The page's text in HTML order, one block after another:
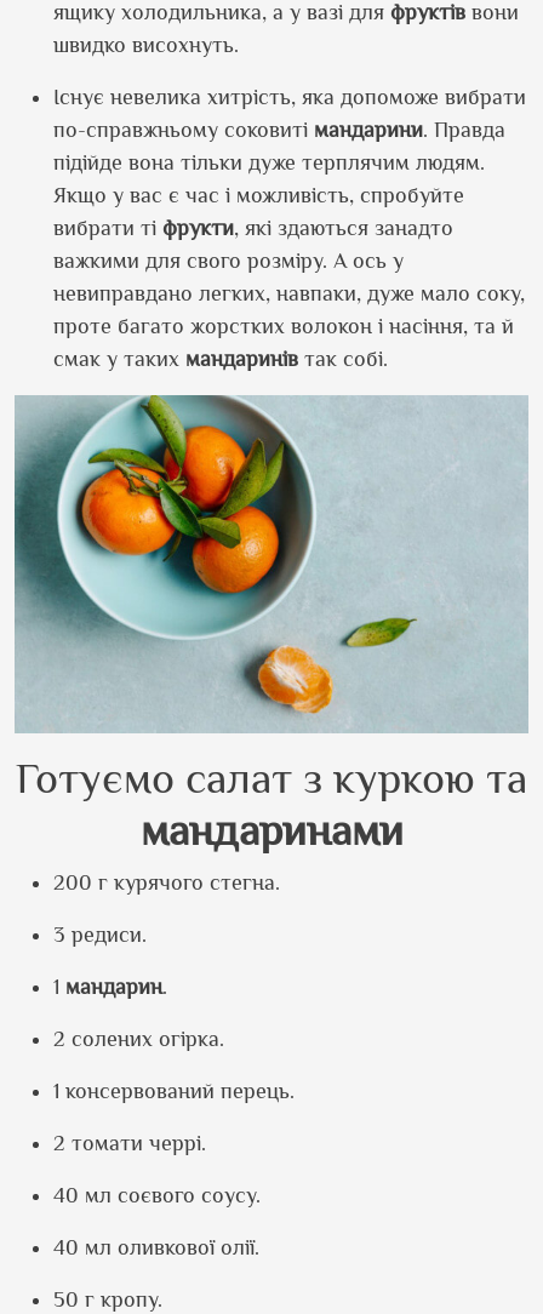
ящику холодильника, а у вазі для фруктів вони
швидко висохнуть.
Існує невелика хитрість, яка допоможе вибрати
по-справжньому соковиті мандарини. Правда
підійде вона тільки дуже терплячим людям.
Якщо у вас є час і можливість, спробуйте
вибрати ті фрукти, які здаються занадто
важкими для свого розміру. А ось у
невиправдано легких, навпаки, дуже мало соку,
проте багато жорстких волокон і насіння, та й
смак у таких мандаринів так собі.
Готуємо салат з куркою та
мандаринами
200 г курячого стегна.
3 редиси.
1 мандарин.
2 солених огірка.
1 консервований перець.
2 томати черрі.
40 мл соєвого соусу.
40 мл оливкової олії.
50 г кропу.